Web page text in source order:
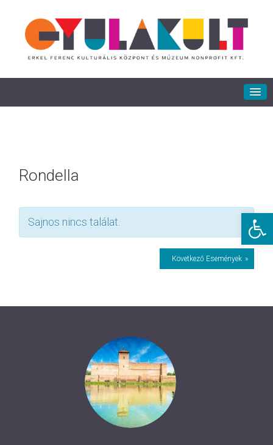
Rondella
Sajnos nincs találat.
Következő Események »